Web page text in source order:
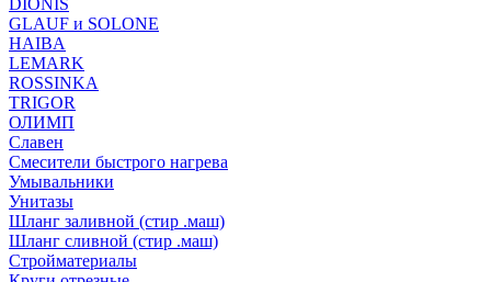
DIONIS
GLAUF и SOLONE
HAIBA
LEMARK
ROSSINKA
TRIGOR
ОЛИМП
Славен
Смесители быстрого нагрева
Умывальники
Унитазы
Шланг заливной (стир .маш)
Шланг сливной (стир .маш)
Стройматериалы